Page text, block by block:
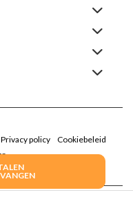
Privacy policy
Cookiebeleid